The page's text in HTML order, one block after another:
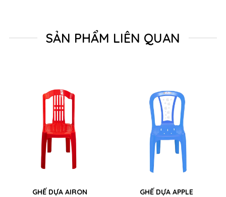
SẢN PHẨM LIÊN QUAN
GHẾ DỰA AIRON GHẾ DỰA APPLE